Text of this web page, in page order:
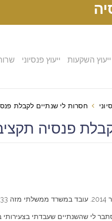
ייעוץ השקעות ייעוץ פנסיוני
חסרות לי שנתיים לקבלת
פנסיה
לי שהשנתיים שעבדתי